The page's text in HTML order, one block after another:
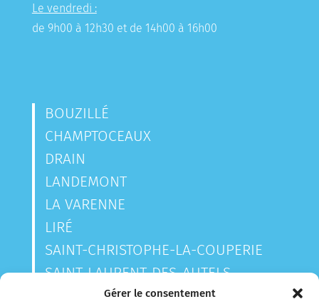
Gérer le consentement
Le vendredi :
de 9h00 à 12h30 et de 14h00 à 16h00
BOUZILLÉ
CHAMPTOCEAUX
DRAIN
LANDEMONT
LA VARENNE
LIRÉ
SAINT-CHRISTOPHE-LA-COUPERIE
SAINT-LAURENT-DES-AUTELS
SAINT-SAUVEUR-DE-LANDEMONT